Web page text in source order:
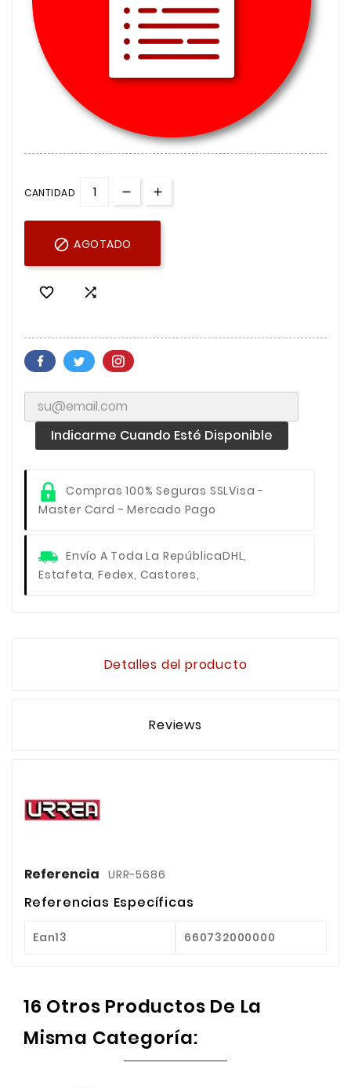
CANTIDAD
 AGOTADO
 
Indicarme Cuando Esté Disponible
Compras 100% Seguras SSLVisa -
Master Card - Mercado Pago
Envío A Toda La RepúblicaDHL,
Estafeta, Fedex, Castores,
Detalles del producto
Reviews
Referencia URR-5686
Referencias Específicas
Ean13 660732000000
16 Otros Productos De La
Misma Categoría: